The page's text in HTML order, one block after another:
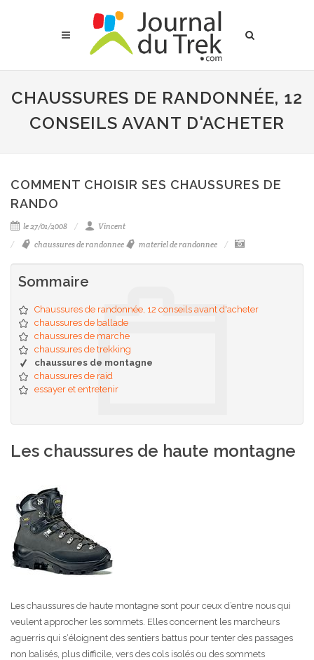
CHAUSSURES DE RANDONNÉE, 12
CONSEILS AVANT D'ACHETER
COMMENT CHOISIR SES CHAUSSURES DE
RANDO
le 27/01/2008
Vincent
chaussures de randonnee
materiel de randonnee
Sommaire
Chaussures de randonnée, 12 conseils avant d'acheter
chaussures de ballade
chaussures de marche
chaussures de trekking
chaussures de montagne
chaussures de raid
essayer et entretenir
Les chaussures de haute montagne
Les chaussures de haute montagne sont pour ceux d’entre nous qui
veulent approcher les sommets. Elles concernent les marcheurs
aguerris qui s‘éloignent des sentiers battus pour tenter des passages
non balisés, plus difficile, vers des cols isolés ou des sommets